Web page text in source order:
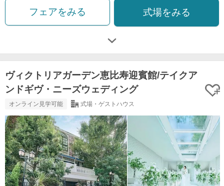
フェアをみる 式場をみる
ヴィクトリアガーデン恵比寿迎賓館/テイクア
ンドギヴ・ニーズウェディング
オンライン見学可能 式場・ゲストハウス